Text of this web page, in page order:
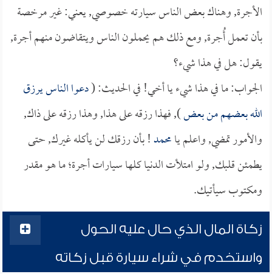
الأجرة, وهناك بعض الناس سيارته خصوصي, يعني: غير مرخصة
بأن تعمل أُجرة, ومع ذلك هم يحملون الناس ويتقاضون منهم أجرة,
يقول: هل في هذا شيء؟
الجواب: ما في هذا شيء يا أخي! في الحديث: (دعوا الناس يرزق
الله بعضهم من بعض), فهذا رزقه على هذا, وهذا رزقه على ذاك,
والأمور تمضي, واعلم يامحمد! بأن رزقك لن يأكله غيرك, حتى
يطمئن قلبك, ولو امتلأت الدنيا كلها سيارات أجرة؛ ما هو مقدر
ومكتوب سيأتيك.
زكاة المال الذي حال عليه الحول
واستخدم في شراء سيارة قبل زكاته